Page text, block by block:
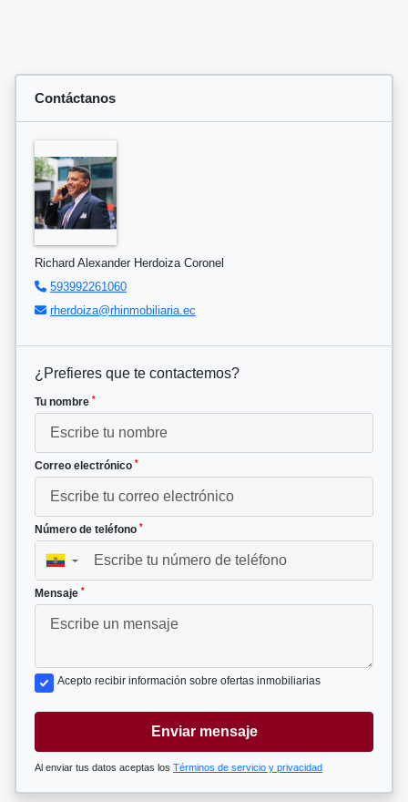
Contáctanos
Richard Alexander Herdoiza Coronel
593992261060
rherdoiza@rhinmobiliaria.ec
¿Prefieres que te contactemos?
Tu nombre *
Correo electrónico *
Número de teléfono *
▼
Mensaje *
Acepto recibir información sobre ofertas inmobiliarias
Enviar mensaje
Al enviar tus datos aceptas los Términos de servicio y privacidad